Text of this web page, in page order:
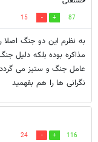
87
15
به نظرم این دو جنگ اصلا
مذاکره بوده بلکه دلیل
عامل جنگ و ستیز می گردد
نگرانی ها را هم بفهمید
116
24